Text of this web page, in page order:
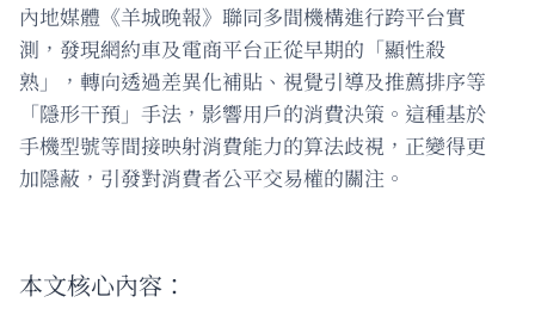
內地媒體《羊城晚報》聯同多間機構進行跨平台實
測，發現網約車及電商平台正從早期的「顯性殺
熟」，轉向透過差異化補貼、視覺引導及推薦排序等
「隱形干預」手法，影響用戶的消費決策。這種基於
手機型號等間接映射消費能力的算法歧視，正變得更
加隱蔽，引發對消費者公平交易權的關注。
本文核心內容：